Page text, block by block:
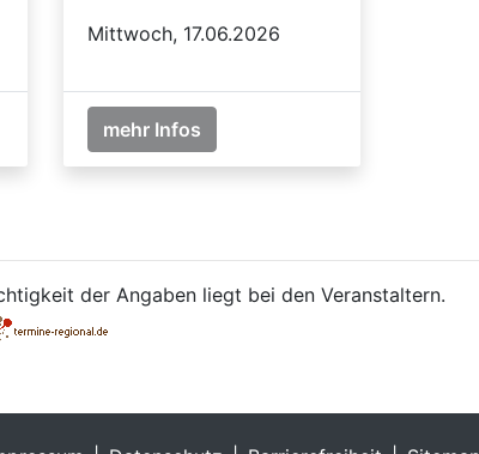
Mittwoch, 17.06.2026
mehr Infos
der Angaben liegt bei den Veranstaltern.